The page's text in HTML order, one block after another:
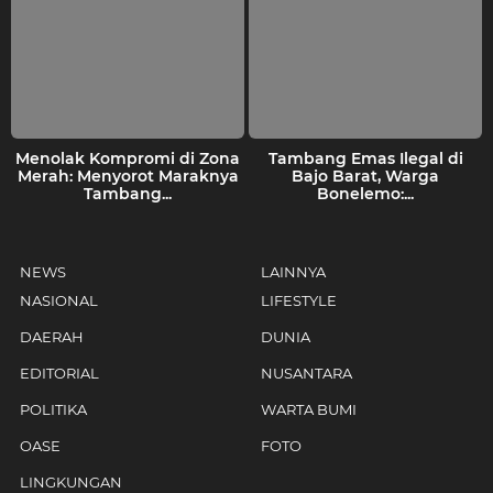
Menolak Kompromi di Zona
Merah: Menyorot Maraknya
Tambang...
Tambang Emas Ilegal di
Bajo Barat, Warga
Bonelemo:...
NEWS
NASIONAL
DAERAH
EDITORIAL
POLITIKA
OASE
LINGKUNGAN
LAINNYA
LIFESTYLE
DUNIA
NUSANTARA
WARTA BUMI
FOTO